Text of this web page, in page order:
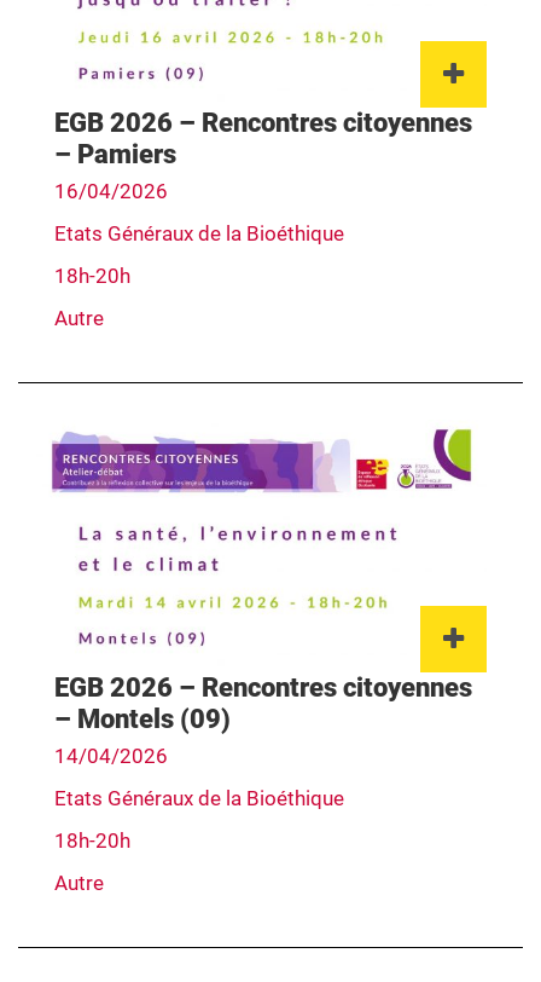
EGB 2026 – Rencontres citoyennes
– Pamiers
16/04/2026
Etats Généraux de la Bioéthique
18h-20h
Autre
EGB 2026 – Rencontres citoyennes
– Montels (09)
14/04/2026
Etats Généraux de la Bioéthique
18h-20h
Autre